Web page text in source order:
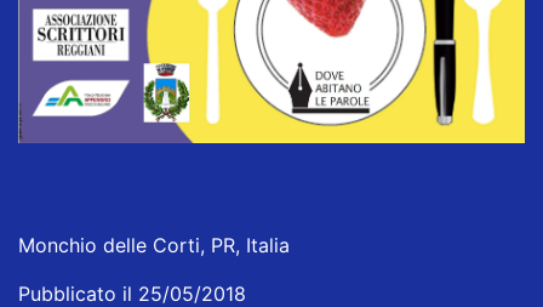
Monchio delle Corti, PR, Italia
Pubblicato il 25/05/2018